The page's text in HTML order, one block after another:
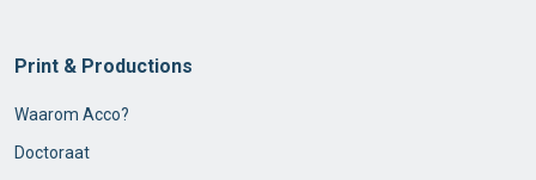
Print & Productions
Waarom Acco?
Doctoraat